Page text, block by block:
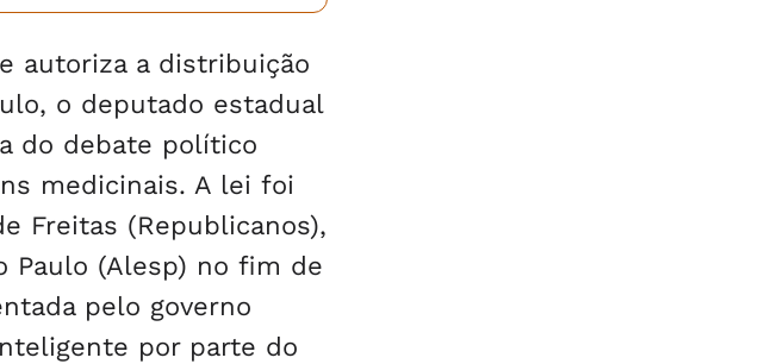
autoriza a distribuição
o deputado estadual
do debate político
medicinais. A lei foi
Freitas (Republicanos),
Paulo (Alesp) no fim de
pelo governo
por parte do